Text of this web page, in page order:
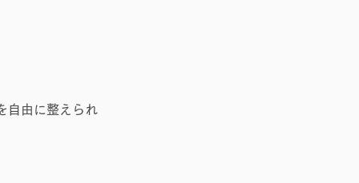
自由に整えられ